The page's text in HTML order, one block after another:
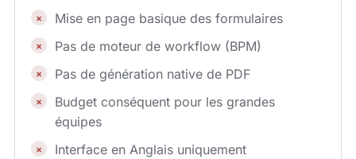
Mise en page basique des formulaires
Pas de moteur de workflow (BPM)
Pas de génération native de PDF
Budget conséquent pour les grandes
équipes
Interface en Anglais uniquement